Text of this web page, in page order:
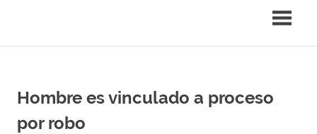
Hombre es vinculado a proceso
por robo